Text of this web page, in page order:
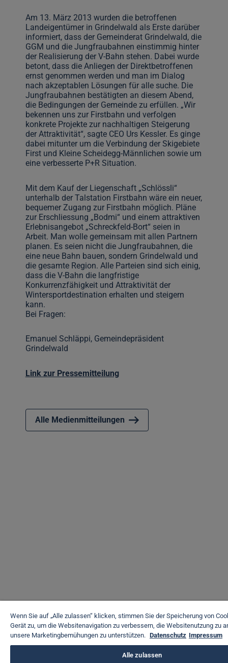
Am 13. März 2013 wurden die betroffenen
Landeigentümer in Grindelwald als Erste darüber
informiert, dass der Gemeinderat Grindelwald, die
GGM und die Jungfraubahnen einstimmig hinter
der Realisierung der V-Bahn stehen. Dabei wurde
betont, dass die Anliegen der Direktbetroffenen
ernst genommen werden und man im Dialog
nach akzeptablen Lösungen für alle suche. Die
Jungfraubahnen bestätigten an diesem Abend,
die Bedingungen der Gemeinde zu erfüllen. „Wir
bekennen uns zur Firstbahn und verfolgen
konkrete Projekte zur nachhaltigen Steigerung
der Attraktivität“, sagte CEO Urs Kessler. Es ginge
dabei mitunter um die Verbindung der Skigebiete
First und Kleine Scheidegg-Männlichen sowie um
eine verbesserte P+R Situation.
Mit dem Kauf der Liegenschaft „Schlössli“
unterhalb der Talstation Firstbahn wäre ein neuer,
bequemer Zugang zur Firstbahn möglich. Pläne
zur Erschliessung „Bodmi“ und einem attraktiven
Erlebnisangebot „Schreckfeld-Bort“ seien in
Arbeit. Man wolle gemeinsam mit allen Partnern
planen. Es seien nicht die Jungfraubahnen, die
eine neue Bahn bauen, sondern Grindelwald und
die gesamte Region. Alle Parteien sind sich einig,
dass die V-Bahn die langfristige
Konkurrenzfähigkeit und Attraktivität der
Wintersportdestination erhalten und steigern
kann.
Bei Fragen:
Emanuel Schläppi, Gemeindepräsident
Grindelwald
Link zur Pressemitteilung
Alle Medienmitteilungen
Wenn Sie auf „Alle zulassen“ klicken, stimmen Sie der Speicherung von
Gerät zu, um die Websitenavigation zu verbessern, die Websitenutzung zu
unsere Marketingbemühungen zu unterstützen. Datenschutz Impressum
Alle zulassen